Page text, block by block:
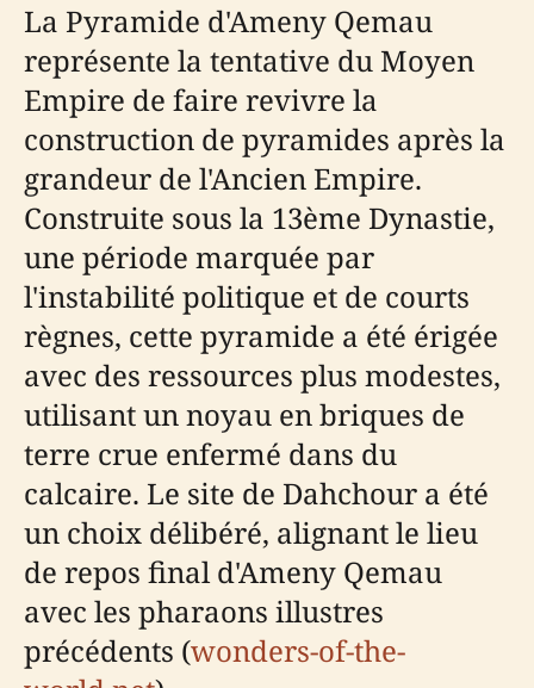
La Pyramide d'Ameny Qemau
représente la tentative du Moyen
Empire de faire revivre la
construction de pyramides après la
grandeur de l'Ancien Empire.
Construite sous la 13ème Dynastie,
une période marquée par
l'instabilité politique et de courts
règnes, cette pyramide a été érigée
avec des ressources plus modestes,
utilisant un noyau en briques de
terre crue enfermé dans du
calcaire. Le site de Dahchour a été
un choix délibéré, alignant le lieu
de repos final d'Ameny Qemau
avec les pharaons illustres
précédents (wonders-of-the-